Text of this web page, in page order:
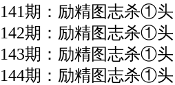
141期：励精图志杀①
142期：励精图志杀①
143期：励精图志杀①
144期：励精图志杀①